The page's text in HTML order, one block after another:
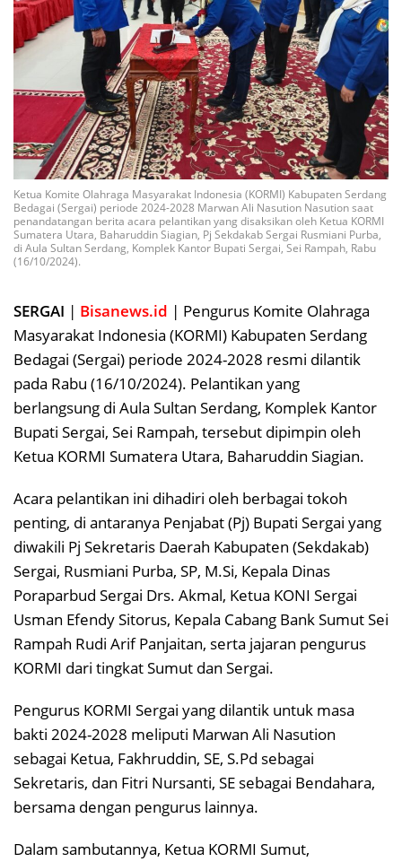
Ketua Komite Olahraga Masyarakat Indonesia (KORMI) Kabupaten Serdang
Bedagai (Sergai) periode 2024-2028 Marwan Ali Nasution Nasution saat
penandatangan berita acara pelantikan yang disaksikan oleh Ketua KORMI
Sumatera Utara, Baharuddin Siagian, Pj Sekdakab Sergai Rusmiani Purba,
di Aula Sultan Serdang, Komplek Kantor Bupati Sergai, Sei Rampah, Rabu
(16/10/2024).
SERGAI | Bisanews.id | Pengurus Komite Olahraga
Masyarakat Indonesia (KORMI) Kabupaten Serdang
Bedagai (Sergai) periode 2024-2028 resmi dilantik
pada Rabu (16/10/2024). Pelantikan yang
berlangsung di Aula Sultan Serdang, Komplek Kantor
Bupati Sergai, Sei Rampah, tersebut dipimpin oleh
Ketua KORMI Sumatera Utara, Baharuddin Siagian.
Acara pelantikan ini dihadiri oleh berbagai tokoh
penting, di antaranya Penjabat (Pj) Bupati Sergai yang
diwakili Pj Sekretaris Daerah Kabupaten (Sekdakab)
Sergai, Rusmiani Purba, SP, M.Si, Kepala Dinas
Poraparbud Sergai Drs. Akmal, Ketua KONI Sergai
Usman Efendy Sitorus, Kepala Cabang Bank Sumut Sei
Rampah Rudi Arif Panjaitan, serta jajaran pengurus
KORMI dari tingkat Sumut dan Sergai.
Pengurus KORMI Sergai yang dilantik untuk masa
bakti 2024-2028 meliputi Marwan Ali Nasution
sebagai Ketua, Fakhruddin, SE, S.Pd sebagai
Sekretaris, dan Fitri Nursanti, SE sebagai Bendahara,
bersama dengan pengurus lainnya.
Dalam sambutannya, Ketua KORMI Sumut,